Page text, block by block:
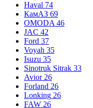
Haval 74
КамАЗ 69
OMODA 46
JAC 42
Ford 37
Voyah 35
Isuzu 35
Sinotruk Sitrak 33
Avior 26
Forland 26
Lonking 26
FAW 26